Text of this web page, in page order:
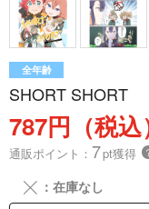
全年齢
SHORT SHORT
787円（税込
通販ポイント： 7pt獲得
╳ ：在庫なし